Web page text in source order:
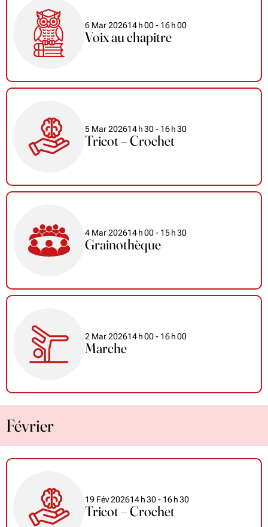
6 Mar 202614h00- 16h00
Voix au chapitre
5 Mar 202614h30- 16h30
Tricot – Crochet
4 Mar 202614h00- 15h30
Grainothèque
2 Mar 202614h00- 16h00
Marche
Février
19 Fév 202614h30- 16h30
Tricot – Crochet